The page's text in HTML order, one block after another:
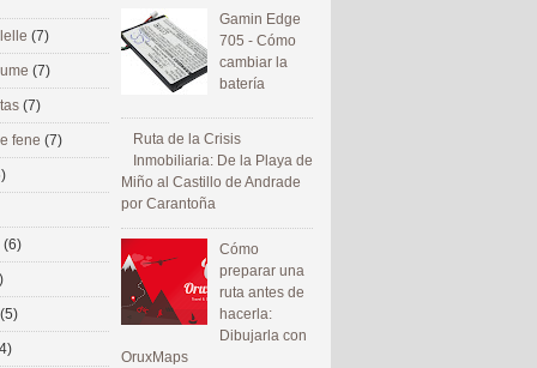
Gamin Edge
705 - Cómo
cambiar la
batería
Ruta de la Crisis
Inmobiliaria: De la Playa de
Miño al Castillo de Andrade
por Carantoña
Cómo
preparar una
ruta antes de
hacerla:
Dibujarla con
OruxMaps
(7)
(7)
(7)
fene (7)
(6)
(5)